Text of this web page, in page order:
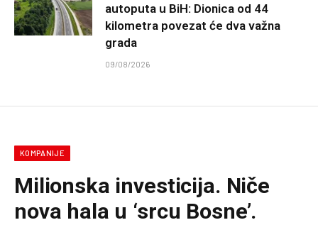
autoputa u BiH: Dionica od 44
kilometra povezat će dva važna
grada
09/08/2026
KOMPANIJE
Milionska investicija. Niče
nova hala u ‘srcu Bosne’.